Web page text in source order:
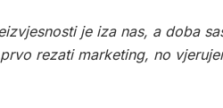
je iza nas, a doba
rezati marketing, no